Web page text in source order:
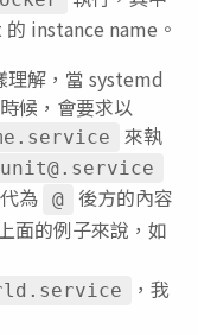
instance name。
理解，當 systemd
候，會要求以
來執
為 @
後方的內容
面的例子來說，如
，我